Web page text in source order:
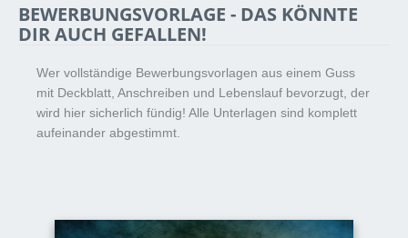
BEWERBUNGSVORLAGE - DAS KÖNNTE
DIR AUCH GEFALLEN!
Wer vollständige Bewerbungsvorlagen aus einem Guss
mit Deckblatt, Anschreiben und Lebenslauf bevorzugt, der
wird hier sicherlich fündig! Alle Unterlagen sind komplett
aufeinander abgestimmt.